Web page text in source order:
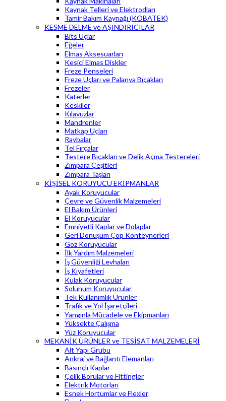
Kaynak Telleri ve Elektrodları
Tamir Bakım Kaynağı (KOBATEK)
KESME DELME ve AŞINDIRICILAR
Bits Uçlar
Eğeler
Elmas Aksesuarları
Kesici Elmas Diskler
Freze Penseleri
Freze Uçları ve Palanya Bıçakları
Frezeler
Katerler
Keskiler
Kılavuzlar
Mandrenler
Matkap Uçları
Raybalar
Tel Fırçalar
Testere Bıçakları ve Delik Açma Testereleri
Zımpara Çeşitleri
Zımpara Taşları
KİŞİSEL KORUYUCU EKİPMANLAR
Ayak Koruyucular
Çevre ve Güvenlik Malzemeleri
El Bakım Ürünleri
El Koruyucular
Emniyetli Kaplar ve Dolaplar
Geri Dönüşüm Çöp Konteynerleri
Göz Koruyucular
İlk Yardım Malzemeleri
İş Güvenliği Levhaları
İş Kıyafetleri
Kulak Koruyucular
Solunum Koruyucular
Tek Kullanımlık Ürünler
Trafik ve Yol İşaretçileri
Yangınla Mücadele ve Ekipmanları
Yüksekte Çalışma
Yüz Koruyucular
MEKANİK ÜRÜNLER ve TESİSAT MALZEMELERİ
Alt Yapı Grubu
Ankraj ve Bağlantı Elemanları
Basınçlı Kaplar
Çelik Borular ve Fittingler
Elektrik Motorları
Esnek Hortumlar ve Flexler